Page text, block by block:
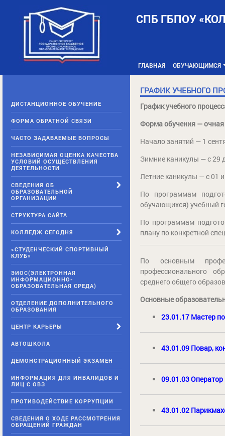
СПБ ГБПОУ
ГЛАВНАЯ ОБУЧАЮЩИМСЯ
ДИСТАНЦИОННОЕ ОБУЧЕНИЕ
ФОРМА ОБРАТНОЙ СВЯЗИ
ЧАСТО ЗАДАВАЕМЫЕ ВОПРОСЫ
НЕЗАВИСИМАЯ ОЦЕНКА КАЧЕСТВА
УСЛОВИЙ ОСУЩЕСТВЛЕНИЯ
ДЕЯТЕЛЬНОСТИ
СВЕДЕНИЯ ОБ
ОБРАЗОВАТЕЛЬНОЙ
ОРГАНИЗАЦИИ
СТРУКТУРА САЙТА
КОЛЛЕДЖ СЕГОДНЯ
«СТУДЕНЧЕСКИЙ СПОРТИВНЫЙ
КЛУБ»
ЭИОС(ЭЛЕКТРОННАЯ
ИНФОРМАЦИОННО-
ОБРАЗОВАТЕЛЬНАЯ СРЕДА)
ОТДЕЛЕНИЕ ДОПОЛНИТЕЛЬНОГО
ОБРАЗОВАНИЯ
ЦЕНТР КАРЬЕРЫ
АВТОШКОЛА
ДЕМОНСТРАЦИОННЫЙ ЭКЗАМЕН
ИНФОРМАЦИЯ ДЛЯ ИНВАЛИДОВ И
ЛИЦ С ОВЗ
ПРОТИВОДЕЙСТВИЕ КОРРУПЦИИ
СВЕДЕНИЯ О ХОДЕ РАССМОТРЕНИЯ
ОБРАЩЕНИЙ ГРАЖДАН
ГРАФИК УЧЕБНОГО
График учебного
Форма обучения — очная
Начало занятий — 1
Зимние каникулы — с 29
Летние каникулы — с 01
По программам
обучающихся) учебный
По программам
плану по конкретной
По основным
профессионального
среднего общего
Основные
23.01.17 Мастер
43.01.09 Повар,
09.01.03
43.01.02